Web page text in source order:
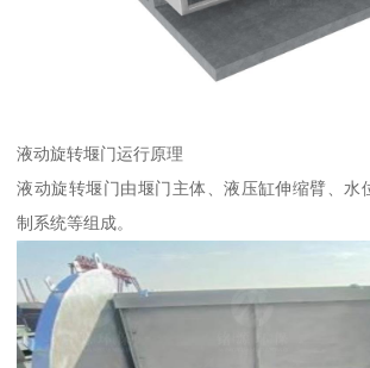
液动旋转堰门运行原理
液动旋转堰门由堰门主体、液压缸伸缩臂、水
制系统等组成。